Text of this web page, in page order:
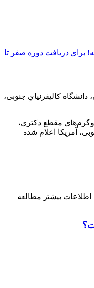
برای دریافت دوره صفر تا
کالیفرنیایِ جنوبی،
مقطع دکتری،
آمریکا اعلام شده
اطلاعات بیشتر مطالعه